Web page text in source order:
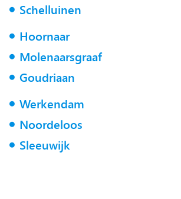
Schelluinen
Hoornaar
Molenaarsgraaf
Goudriaan
Werkendam
Noordeloos
Sleeuwijk